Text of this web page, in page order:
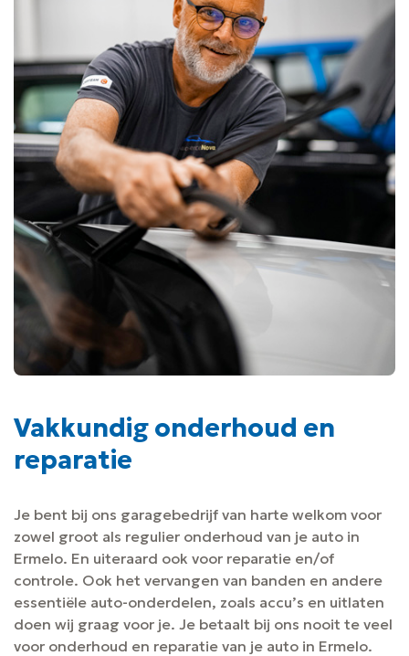
Vakkundig onderhoud en
reparatie
Je bent bij ons garagebedrijf van harte welkom voor
zowel groot als regulier onderhoud van je auto in
Ermelo. En uiteraard ook voor reparatie en/of
controle. Ook het vervangen van banden en andere
essentiële auto-onderdelen, zoals accu’s en uitlaten
doen wij graag voor je. Je betaalt bij ons nooit te veel
voor onderhoud en reparatie van je auto in Ermelo.